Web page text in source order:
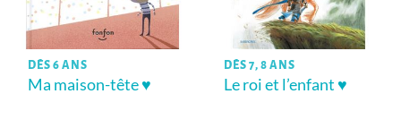
DÈS 6 ANS
Ma maison-tête ♥
DÈS 7, 8 ANS
Le roi et l’enfant ♥